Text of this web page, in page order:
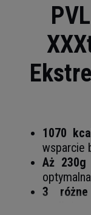
1070
wsparcie
Aż 230g
3 różne